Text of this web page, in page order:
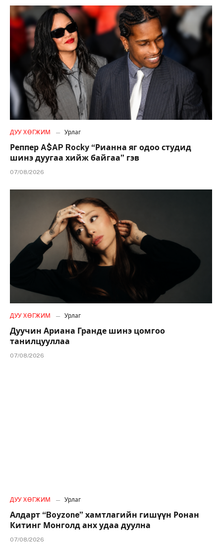
ДУУ ХӨГЖИМ Урлаг
Реппер A$AP Rocky “Рианна яг одоо студид
шинэ дуугаа хийж байгаа” гэв
07/08/2026
ДУУ ХӨГЖИМ Урлаг
Дуучин Ариана Гранде шинэ цомгоо
танилцууллаа
07/08/2026
ДУУ ХӨГЖИМ Урлаг
Алдарт “Boyzone” хамтлагийн гишүүн Ронан
Китинг Монголд анх удаа дуулна
07/08/2026